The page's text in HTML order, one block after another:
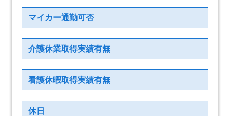
マイカー通勤可否
介護休業取得実績有無
看護休暇取得実績有無
休日